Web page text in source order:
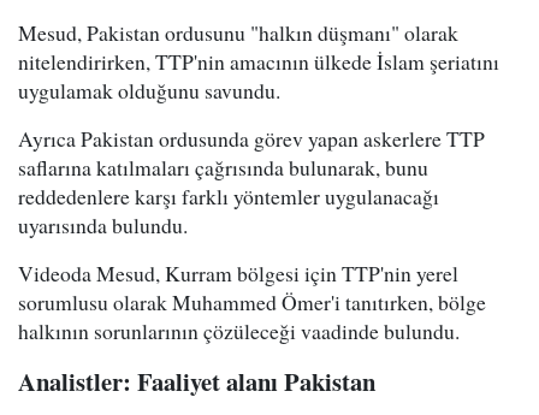
Mesud, Pakistan ordusunu "halkın düşmanı" olarak
nitelendirirken, TTP'nin amacının ülkede İslam şeriatını
uygulamak olduğunu savundu.
Ayrıca Pakistan ordusunda görev yapan askerlere TTP
saflarına katılmaları çağrısında bulunarak, bunu
reddedenlere karşı farklı yöntemler uygulanacağı
uyarısında bulundu.
Videoda Mesud, Kurram bölgesi için TTP'nin yerel
sorumlusu olarak Muhammed Ömer'i tanıtırken, bölge
halkının sorunlarının çözüleceği vaadinde bulundu.
Analistler: Faaliyet alanı Pakistan